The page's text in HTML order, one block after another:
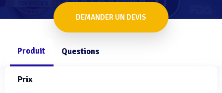
DEMANDER UN DEVIS
Produit Questions
Prix